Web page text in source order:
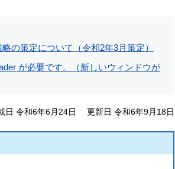
の策定について（令和2年3月策定）
が必要です。（新しいウィンドウが
日 令和6年6月24日 更新日 令和6年9月18日